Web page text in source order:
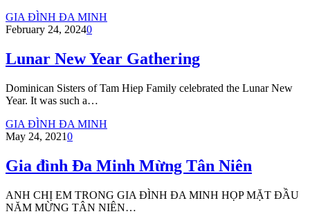
GIA ĐÌNH ĐA MINH
February 24, 20240
Lunar New Year Gathering
Dominican Sisters of Tam Hiep Family celebrated the Lunar New
Year. It was such a…
GIA ĐÌNH ĐA MINH
May 24, 20210
Gia đình Đa Minh Mừng Tân Niên
ANH CHỊ EM TRONG GIA ĐÌNH ĐA MINH HỌP MẶT ĐẦU
NĂM MỪNG TÂN NIÊN…